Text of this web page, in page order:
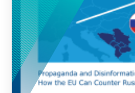
Einführung von
Integrationskursen, zu
beginnen.